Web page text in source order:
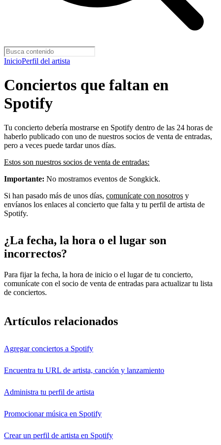
InicioPerfil del artista
Conciertos que faltan en
Spotify
Tu concierto debería mostrarse en Spotify dentro de las 24 horas de
haberlo publicado con uno de nuestros socios de venta de entradas,
pero a veces puede tardar unos días.
Estos son nuestros socios de venta de entradas:
Importante: No mostramos eventos de Songkick.
Si han pasado más de unos días, comunícate con nosotros y
envíanos los enlaces al concierto que falta y tu perfil de artista de
Spotify.
¿La fecha, la hora o el lugar son
incorrectos?
Para fijar la fecha, la hora de inicio o el lugar de tu concierto,
comunícate con el socio de venta de entradas para actualizar tu lista
de conciertos.
Artículos relacionados
Agregar conciertos a Spotify
Encuentra tu URL de artista, canción y lanzamiento
Administra tu perfil de artista
Promocionar música en Spotify
Crear un perfil de artista en Spotify